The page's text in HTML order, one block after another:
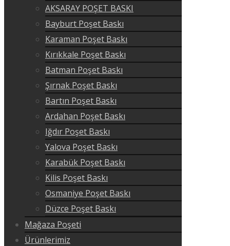
AKSARAY POŞET BASKI
Bayburt Poşet Baskı
Karaman Poşet Baskı
Kırıkkale Poşet Baskı
Batman Poşet Baskı
Şırnak Poşet Baskı
Bartın Poşet Baskı
Ardahan Poşet Baskı
Iğdır Poşet Baskı
Yalova Poşet Baskı
Karabük Poşet Baskı
Kilis Poşet Baskı
Osmaniye Poşet Baskı
Düzce Poşet Baskı
Mağaza Poşeti
Ürünlerimiz